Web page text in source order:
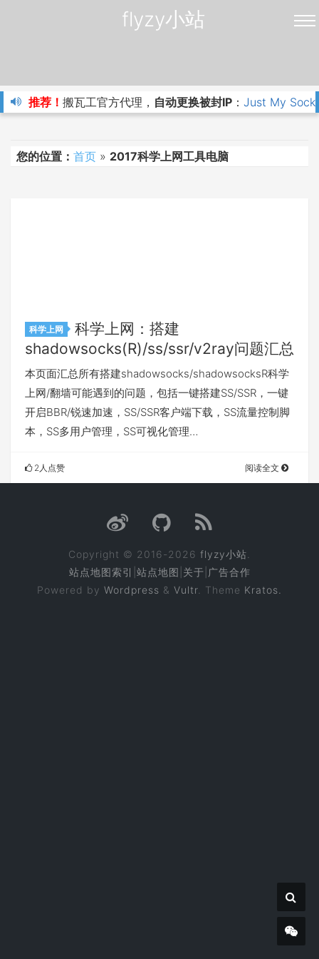
flyzy小站
推荐！ 搬瓦工官方代理， 自动更换被封IP ： Just My
您的位置： 首页 » 2017科学上网工具电脑
科学上网
科学上网：搭建
shadowsocks(R)/ss/ssr/v2ray问题汇总
本页面汇总所有搭建shadowsocks/shadowsocksR科学
上网/翻墙可能遇到的问题，包括一键搭建SS/SSR，一键
开启BBR/锐速加速，SS/SSR客户端下载，SS流量控制脚
本，SS多用户管理，SS可视化管理…
2人点赞 阅读全文
Copyright © 2016-2026 flyzy小站
站点地图索引 站点地图 关于 广告合作
Powered by Wordpress & Vultr . Theme Kratos.